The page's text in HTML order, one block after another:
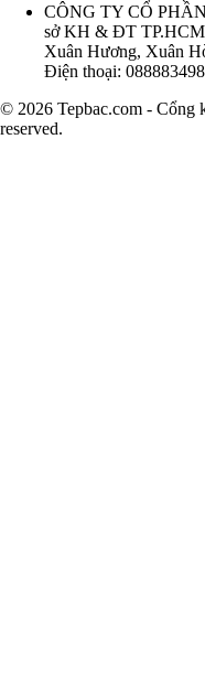
CÔNG TY CỔ
sở KH & ĐT TP.HCM
Xuân Hương, Xuân
Điện thoại:
© 2026 Tepbac.com - Cổng
reserved.